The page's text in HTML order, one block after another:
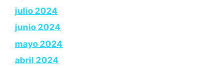
julio 2024
junio 2024
mayo 2024
abril 2024